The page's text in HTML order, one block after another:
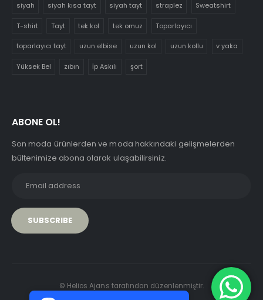
7/24 Canlı Destek
siyah siyah kısa tayt siyah tayt straplez Sweatshirt
T-shirt Tayt tek kol tek omuz Toparlayıcı
toparlayıcı tayt uzun elbise uzun kol uzun kollu v yaka
Yüksek Bel zıbın İp Askılı şort
ABONE OL!
Son moda ürünlerden ve moda hakkındaki gelişmelerden
bültenimize abona olarak ulaşabilirsiniz.
© Helios Ajans tarafından düzenlenmiştir.